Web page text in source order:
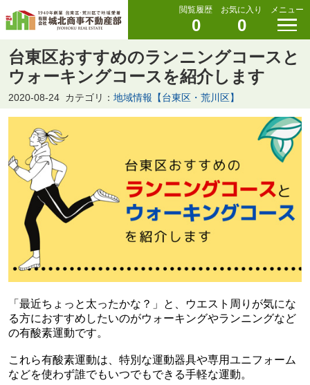
閲覧履歴
0
お気に入り
0
メニュー
台東区おすすめのランニングコースと
ウォーキングコースを紹介します
2020-08-24 カテゴリ： 地域情報【台東区・荒川区】
「最近ちょっと太ったかな？」と、ウエスト周りが気にな
る方におすすめしたいのがウォーキングやランニングなど
の有酸素運動です。
これら有酸素運動は、特別な運動器具や専用ユニフォーム
などを使わず誰でもいつでもできる手軽な運動。